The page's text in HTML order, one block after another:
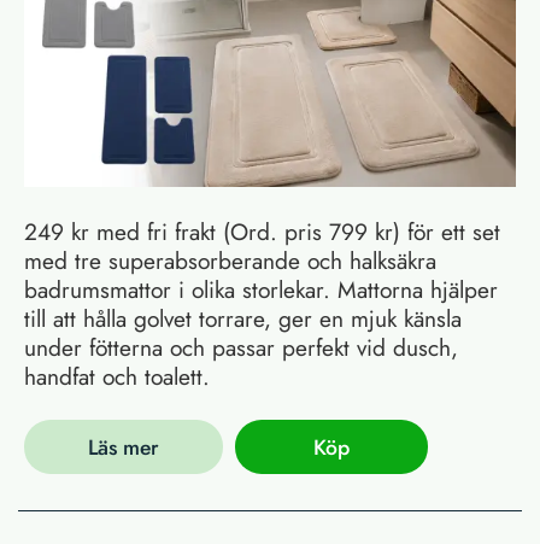
249 kr med fri frakt (Ord. pris 799 kr) för ett set
med tre superabsorberande och halksäkra
badrumsmattor i olika storlekar. Mattorna hjälper
till att hålla golvet torrare, ger en mjuk känsla
under fötterna och passar perfekt vid dusch,
handfat och toalett.
Läs mer Köp